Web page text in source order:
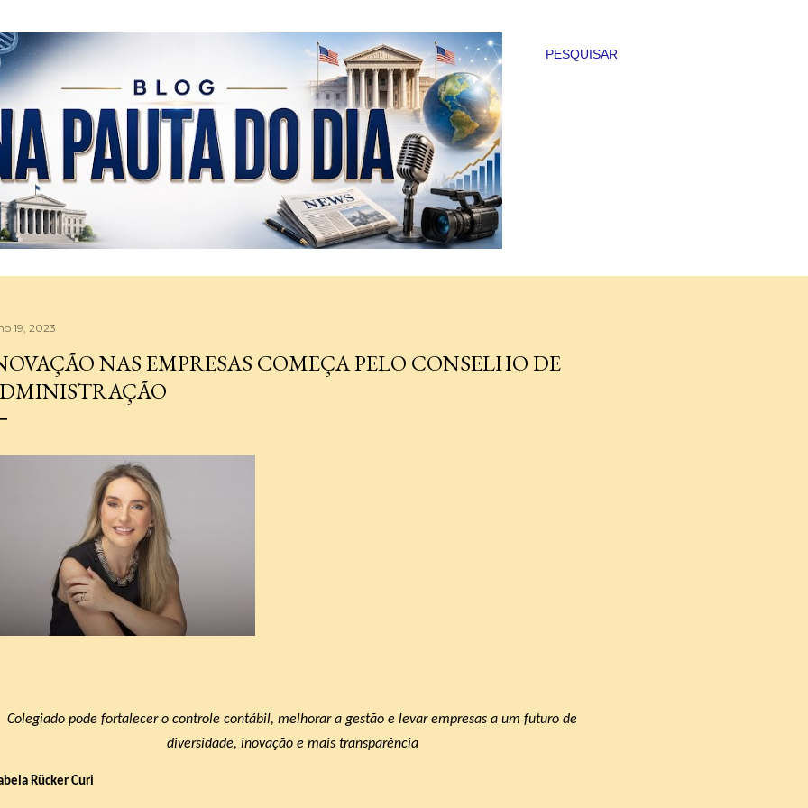
PESQUISAR
19, 2023
NAS EMPRESAS COMEÇA PELO CONSELHO DE
Colegiado pode fortalecer o controle contábil, melhorar a gestão e levar empresas a um futuro de
diversidade, inovação e mais transparência
Rücker Curi